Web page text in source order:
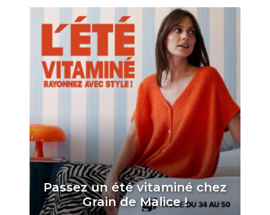
Passez un été vitaminé chez
Grain de Malice !